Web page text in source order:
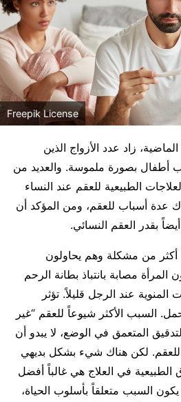
Freepik License
زاد عدد الأزواج الذين
أطفال بصورة ملموسة. والعديد من
الطبيعية للعقم عند النساء
عدة أسباب للعقم، ومن المؤكد أن
بقدر العقم النسائي.
أكثر من مشكلة وهم يحاولون
المرأة مصابة بانتباذ بطانة الرحم
المنوية عند الرجل قليلاً. تؤثر
السبب الأكثر شيوعاً للعقم “غير
المتعمق في الوضع، لا يبدو أن
لكن هناك شيء بشكل بديهي
في العلاج هي غالباً أفضل
السبب متعلقاً بأسلوب الحياة،